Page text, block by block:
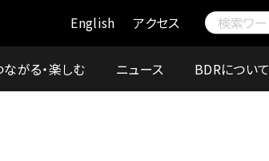
English アクセス
ながる・楽しむ ニュース BDRについて